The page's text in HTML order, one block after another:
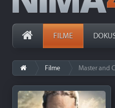
FILME
Filme Master and